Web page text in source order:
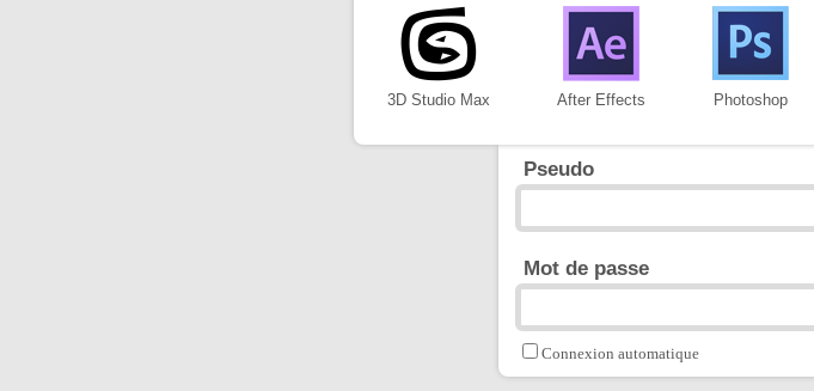
3D Studio Max After Effects Photoshop
Pseudo
Mot de passe
Connexion automatique